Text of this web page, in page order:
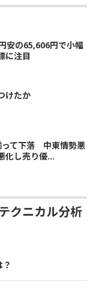
安の65,606円で小幅
に注目
けたか
って下落 中東情勢悪
化し売り優...
クニカル分析